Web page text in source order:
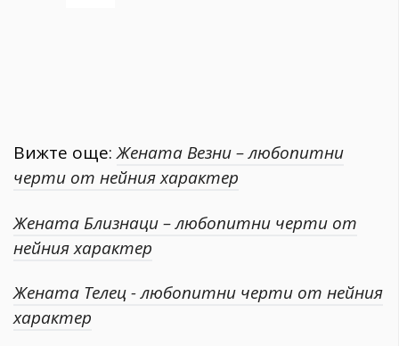
Вижте още:Жената Везни – любопитни
черти от нейния характер
Жената Близнаци – любопитни черти от
нейния характер
Жената Телец - любопитни черти от нейния
характер